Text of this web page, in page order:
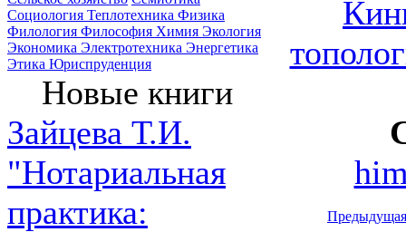
Социология Теплотехника Физика
Филология Философия Химия Экология
Экономика Электротехника Энергетика
Этика Юриспруденция
Новые книги
Зайцева Т.И.
"Нотариальная
практика:
Предыдущая